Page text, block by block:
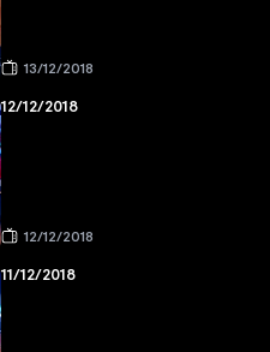
13/12/2018
12/12/2018
12/12/2018
11/12/2018